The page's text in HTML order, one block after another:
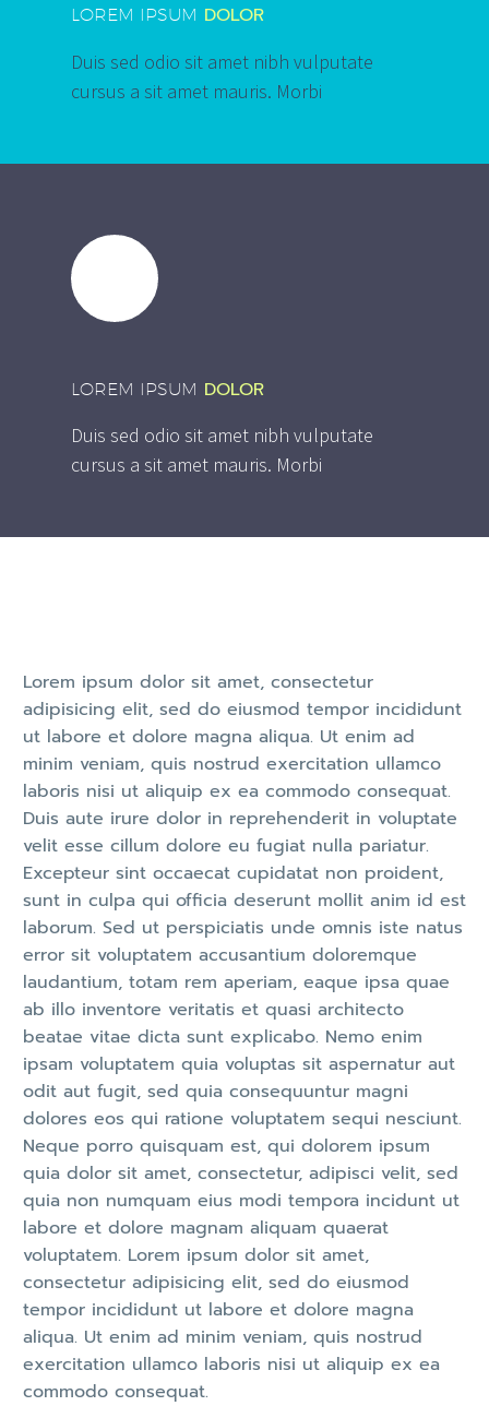
LOREM IPSUM DOLOR
Duis sed odio sit amet nibh vulputate
cursus a sit amet mauris. Morbi
LOREM IPSUM DOLOR
Duis sed odio sit amet nibh vulputate
cursus a sit amet mauris. Morbi
Lorem ipsum dolor sit amet, consectetur
adipisicing elit, sed do eiusmod tempor incididunt
ut labore et dolore magna aliqua. Ut enim ad
minim veniam, quis nostrud exercitation ullamco
laboris nisi ut aliquip ex ea commodo consequat.
Duis aute irure dolor in reprehenderit in voluptate
velit esse cillum dolore eu fugiat nulla pariatur.
Excepteur sint occaecat cupidatat non proident,
sunt in culpa qui officia deserunt mollit anim id est
laborum. Sed ut perspiciatis unde omnis iste natus
error sit voluptatem accusantium doloremque
laudantium, totam rem aperiam, eaque ipsa quae
ab illo inventore veritatis et quasi architecto
beatae vitae dicta sunt explicabo. Nemo enim
ipsam voluptatem quia voluptas sit aspernatur aut
odit aut fugit, sed quia consequuntur magni
dolores eos qui ratione voluptatem sequi nesciunt.
Neque porro quisquam est, qui dolorem ipsum
quia dolor sit amet, consectetur, adipisci velit, sed
quia non numquam eius modi tempora incidunt ut
labore et dolore magnam aliquam quaerat
voluptatem. Lorem ipsum dolor sit amet,
consectetur adipisicing elit, sed do eiusmod
tempor incididunt ut labore et dolore magna
aliqua. Ut enim ad minim veniam, quis nostrud
exercitation ullamco laboris nisi ut aliquip ex ea
commodo consequat.